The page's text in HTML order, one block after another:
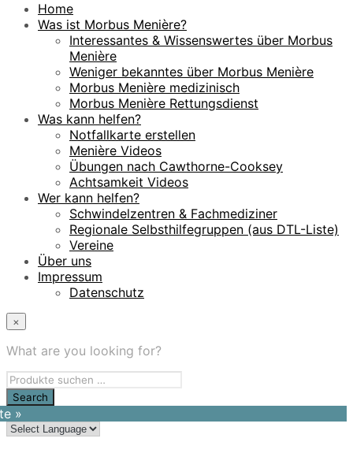
Home
Was ist Morbus Menière?
Interessantes & Wissenswertes über Morbus
Menière
Weniger bekanntes über Morbus Menière
Morbus Menière medizinisch
Morbus Menière Rettungsdienst
Was kann helfen?
Notfallkarte erstellen
Menière Videos
Übungen nach Cawthorne-Cooksey
Achtsamkeit Videos
Wer kann helfen?
Schwindelzentren & Fachmediziner
Regionale Selbsthilfegruppen (aus DTL-Liste)
Vereine
Über uns
Impressum
Datenschutz
×
What are you looking for?
»